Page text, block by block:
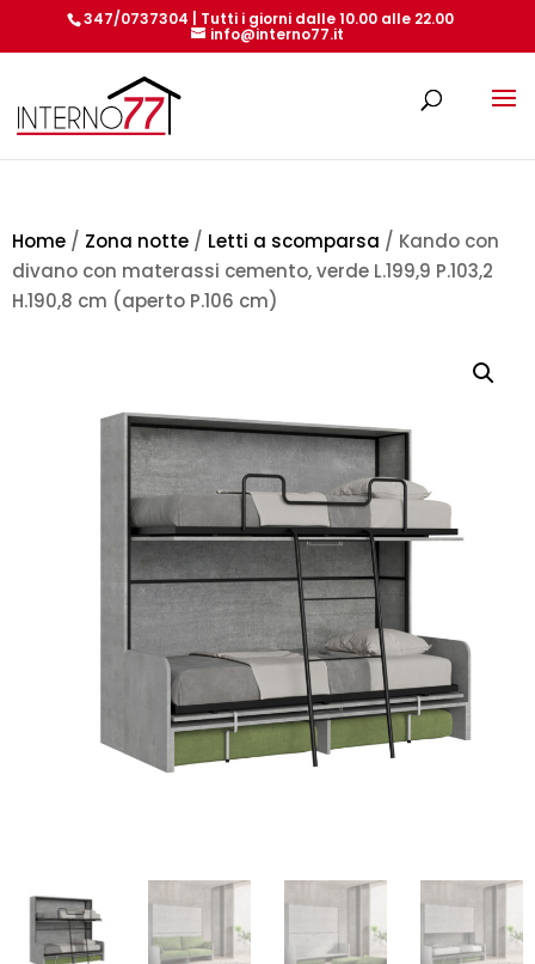
347/0737304 | Tutti i giorni dalle 10.00 alle 22.00
info@interno77.it
Home / Zona notte / Letti a scomparsa / Kando con
divano con materassi cemento, verde L.199,9 P.103,2
H.190,8 cm (aperto P.106 cm)